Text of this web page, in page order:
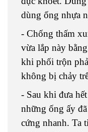
dùng ống nhựa
- Chống thấm
vừa lắp này
khi phối trộn
không bị chảy
- Sau khi đưa
những ống ấy
cứng nhanh. Ta